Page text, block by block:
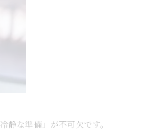
な準備」が不可欠です。